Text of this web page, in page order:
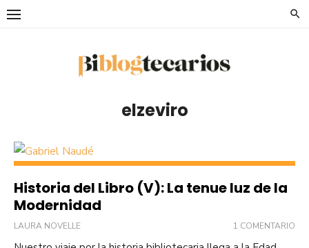
Saltar
elzeviro
Historia del Libro (V): La tenue luz de la
Modernidad
LAURA NOVELLE 1 COMENTARIO